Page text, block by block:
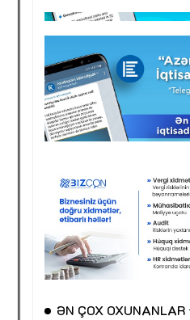
ƏN ÇOX OXUNANLAR